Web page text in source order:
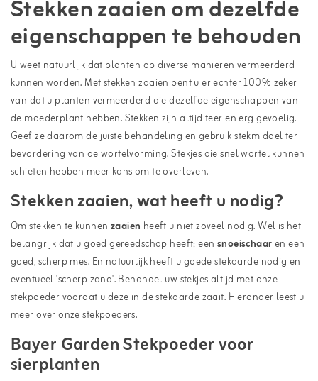
Stekken zaaien om dezelfde
eigenschappen te behouden
U weet natuurlijk dat planten op diverse manieren vermeerderd
kunnen worden. Met stekken zaaien bent u er echter 100% zeker
van dat u planten vermeerderd die dezelfde eigenschappen van
de moederplant hebben. Stekken zijn altijd teer en erg gevoelig.
Geef ze daarom de juiste behandeling en gebruik stekmiddel ter
bevordering van de wortelvorming. Stekjes die snel wortel kunnen
schieten hebben meer kans om te overleven.
Stekken zaaien, wat heeft u nodig?
Om stekken te kunnen zaaien heeft u niet zoveel nodig. Wel is het
belangrijk dat u goed gereedschap heeft; een snoeischaaren een
goed, scherp mes. En natuurlijk heeft u goede stekaarde nodig en
eventueel 'scherp zand'. Behandel uw stekjes altijd met onze
stekpoeder voordat u deze in de stekaarde zaait. Hieronder leest u
meer over onze stekpoeders.
Bayer Garden Stekpoeder voor
sierplanten